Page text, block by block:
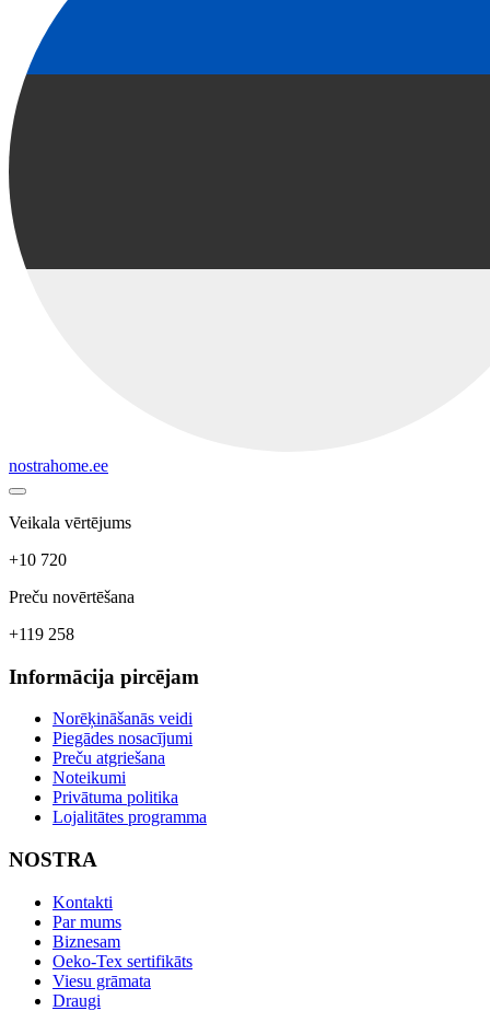
nostrahome.ee
Veikala vērtējums
+10 720
Preču novērtēšana
+119 258
Informācija pircējam
Norēķināšanās veidi
Piegādes nosacījumi
Preču atgriešana
Noteikumi
Privātuma politika
Lojalitātes programma
NOSTRA
Kontakti
Par mums
Biznesam
Oeko-Tex sertifikāts
Viesu grāmata
Draugi